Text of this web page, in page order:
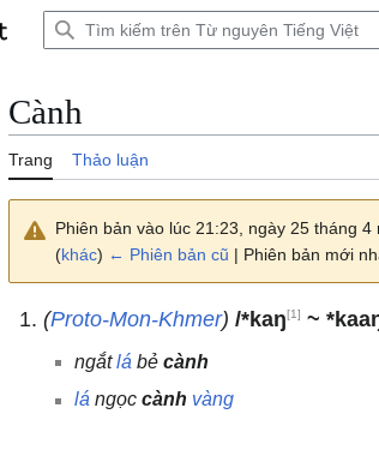
Cành
Trang Thảo luận
Phiên bản vào lúc 21:23, ngày 25 tháng 4
(khác) ← Phiên bản cũ | Phiên bản mới
(Proto-Mon-Khmer) /*kaŋ[1] ~
ngắtlá bẻcành
lá ngọccành vàng